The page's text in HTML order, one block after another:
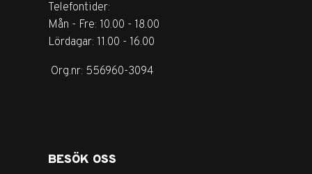
Telefontider:
Mån - Fre: 10.00 - 18.00
Lördagar: 11.00 - 16.00
Org.nr: 556960-3094
BESÖK OSS